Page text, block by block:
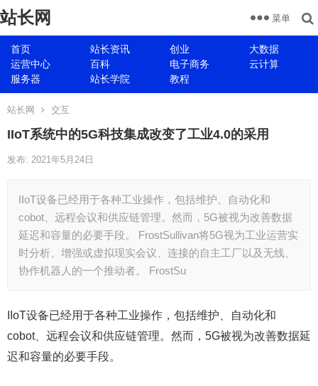
站长网
首页 站长资讯 创业
大数据
运营中心
百科 电子商务
云计算
服务器
站长学院 教程
菜单
站长网 交互
IIoT系统中的5G科技集成改变了工业4.0的采用
发布: 2021年5月24日
IIoT设备已经用于各种工业操作，包括维护、自动化和
cobot、远程会议和供应链管理。然而，5G被视为改善数据
延迟和容量的必要手段。 FrostSullivan将5G视为工业运营实
时分析、增强或虚拟现实会议、连接的自主工厂以及无线、
协作机器人的一个推动者。 FrostSu
IIoT设备已经用于各种工业操作，包括维护、自动化和
cobot、远程会议和供应链管理。然而，5G被视为改善数据延
迟和容量的必要手段。